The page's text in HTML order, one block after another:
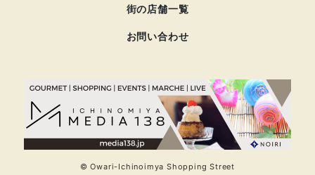
街の店舗一覧
お問い合わせ
© Owari-Ichinoimya Shopping Street